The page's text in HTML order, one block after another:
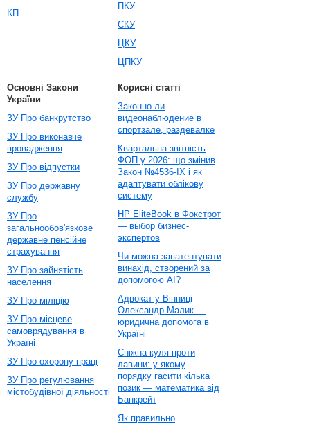
КП
ПКУ
СКУ
ЦКУ
ЦПКУ
Основні Закони
України
ЗУ Про банкрутство
ЗУ Про виконавче
провадження
ЗУ Про відпустки
ЗУ Про державну
службу
ЗУ Про
загальнообов'язкове
державне пенсійне
страхування
ЗУ Про зайнятість
населення
ЗУ Про міліцію
ЗУ Про місцеве
самоврядування в
Україні
ЗУ Про охорону праці
ЗУ Про регулювання
містобудівної діяльності
Корисні статті
Законно ли
видеонаблюдение в
спортзале, раздевалке
Квартальна звітність
ФОП у 2026: що змінив
Закон №4536-IX і як
адаптувати облікову
систему
HP EliteBook в Фокстрот
— выбор бизнес-
экспертов
Чи можна запатентувати
винахід, створений за
допомогою AI?
Адвокат у Вінниці
Олександр Малик —
юридична допомога в
Україні
Сніжна куля проти
лавини: у якому
порядку гасити кілька
позик — математика від
Банкрейт
Як правильно